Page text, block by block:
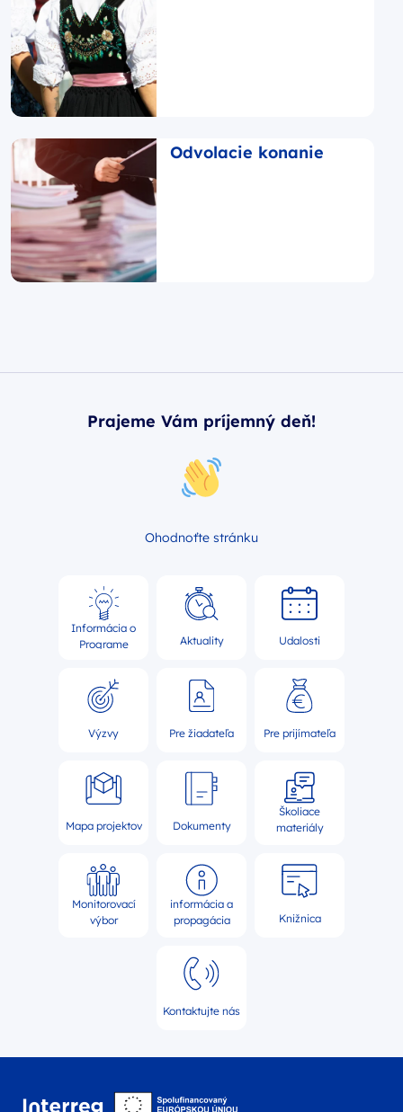
Odvolacie konanie
Prajeme Vám príjemný deň!
Ohodnoťte stránku
Informácia o
Programe
Aktuality Udalosti
Výzvy Pre žiadateľa Pre prijímateľa
Mapa projektov Dokumenty
Školiace
materiály
Monitorovací
výbor
informácia a
propagácia
Knižnica
Kontaktujte nás